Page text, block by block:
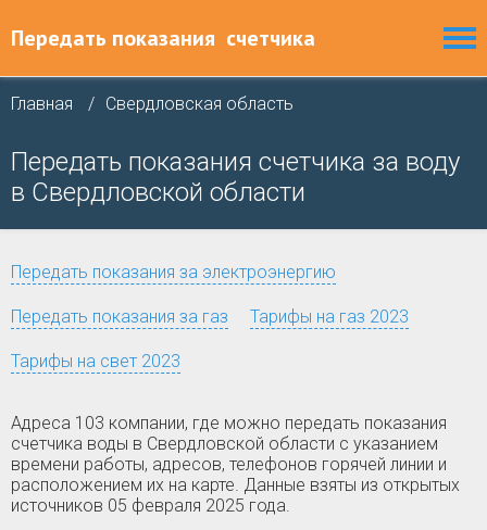
Передать показания счетчика
Главная Свердловская область
Передать показания счетчика за воду
в Свердловской области
Передать показания за электроэнергию
Передать показания за газ Тарифы на газ 2023
Тарифы на свет 2023
Адреса 103 компании, где можно передать показания
счетчика воды в Свердловской области с указанием
времени работы, адресов, телефонов горячей линии и
расположением их на карте. Данные взяты из открытых
источников 05 февраля 2025 года.